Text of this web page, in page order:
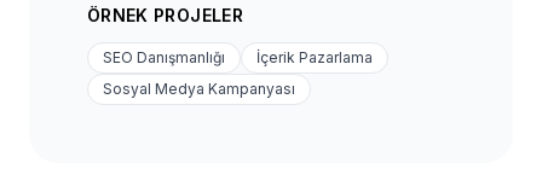
ÖRNEK PROJELER
SEO Danışmanlığı
İçerik Pazarlama
Sosyal Medya Kampanyası